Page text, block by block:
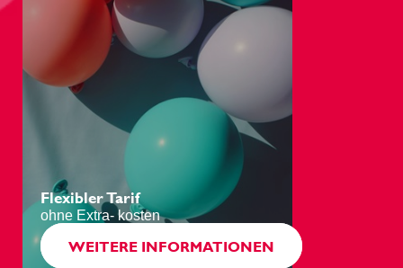
beobachten.
Zoo de La Palmyre
Flexibler Tarif
ohne Extra- kosten
WEITERE INFORMATIONEN